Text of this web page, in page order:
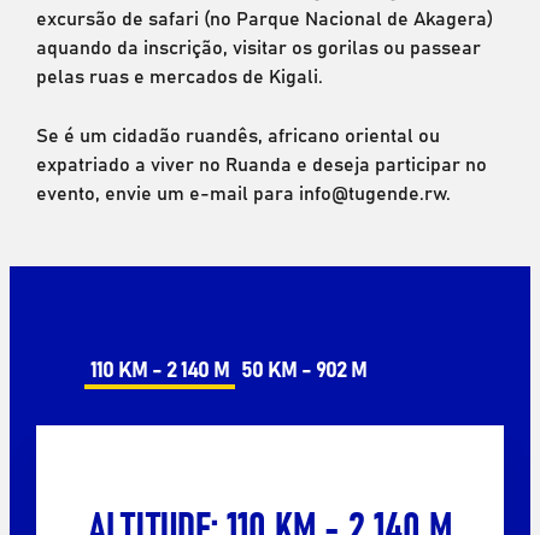
excursão de safari (no Parque Nacional de Akagera)
aquando da inscrição, visitar os gorilas ou passear
pelas ruas e mercados de Kigali.
Se é um cidadão ruandês, africano oriental ou
expatriado a viver no Ruanda e deseja participar no
evento, envie um e-mail para info@tugende.rw.
110 KM - 2 140 M 50 KM - 902 M